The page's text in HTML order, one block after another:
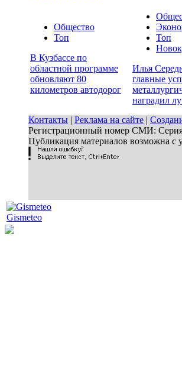
Общество
Топ
В Кузбассе по
областной программе
обновляют 80
километров автодорог
Топ
Илья
главные
наградил
Контакты | Реклама на сайте |
Регистрационный номер СМИ:
Публикация материалов возможна с
Gismeteo